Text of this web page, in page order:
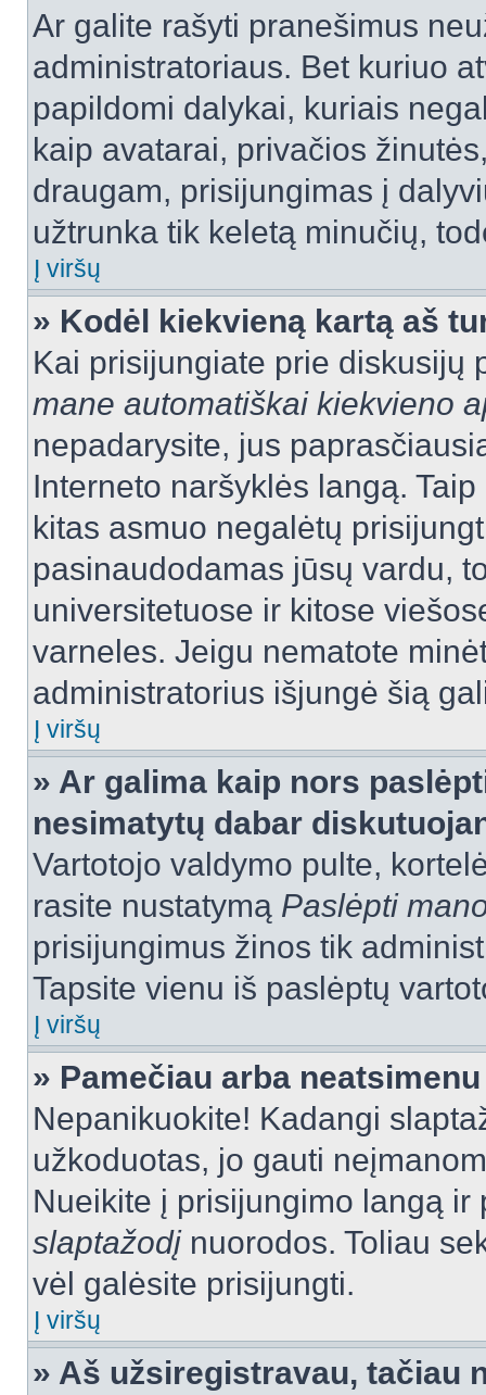
Ar galite rašyti pranešimus
administratoriaus. Bet kuriuo
papildomi dalykai, kuriais
kaip avatarai, privačios
draugam, prisijungimas į
užtrunka tik keletą minučių,
Į viršų
» Kodėl kiekvieną kartą aš
Kai prisijungiate prie diskusijų
mane automatiškai kiekvieno
nepadarysite, jus
Interneto naršyklės langą.
kitas asmuo negalėtų
pasinaudodamas jūsų vardu,
universitetuose ir kitose
varneles. Jeigu nematote
administratorius išjungė šią
Į viršų
» Ar galima kaip nors
nesimatytų dabar
Vartotojo valdymo pulte,
rasite nustatymą Paslėpti
prisijungimus žinos tik
Tapsite vienu iš paslėptų
Į viršų
» Pamečiau arba
Nepanikuokite! Kadangi
užkoduotas, jo gauti
Nueikite į prisijungimo langą
slaptažodįnuorodos. Toliau
vėl galėsite prisijungti.
Į viršų
» Aš užsiregistravau, tačiau